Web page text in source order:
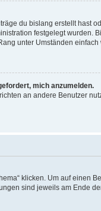
du bislang erstellt hast
festgelegt
unter Umständen einfach
mich anzumelden.
an andere Benutzer
klicken. Um auf einen
sind jeweils am Ende